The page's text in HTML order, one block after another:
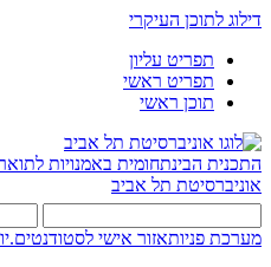
דילוג לתוכן העיקרי
תפריט עליון
תפריט ראשי
תוכן ראשי
התכנית הבינתחומית באמנויות
אוניברסיטת תל אביב
מערכת פניותאזור אישי